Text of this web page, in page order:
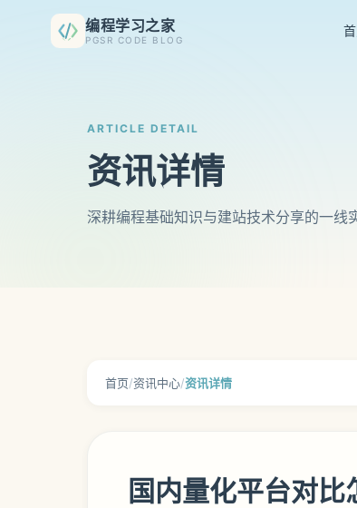
编程学习之家
PGSR CODE BLOG
ARTICLE DETAIL
资讯详情
深耕编程基础知识与建站技术分享的一线
首页/资讯中心/资讯详情
国内量化平台对